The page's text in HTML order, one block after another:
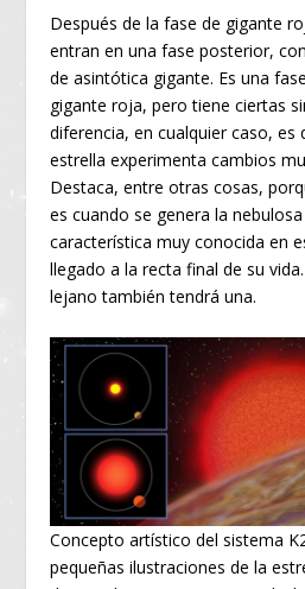
Después de la fase de gigante
entran en una fase posterior,
de asintótica gigante. Es una
gigante roja, pero tiene ciertas
diferencia, en cualquier caso, es
estrella experimenta cambios
Destaca, entre otras cosas,
es cuando se genera la
característica muy conocida en
llegado a la recta final de su
lejano también tendrá una.
Concepto artístico del sistema
pequeñas ilustraciones de la